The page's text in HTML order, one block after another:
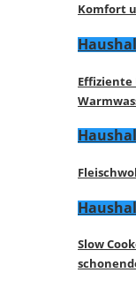
Komfort
Effiziente
Slow